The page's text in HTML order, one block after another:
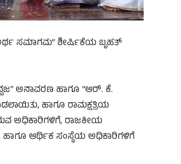
ಅರ್ಥ ಸಮಾಗಮ” ಶೀರ್ಷಿಕೆಯ ಬೃಹತ್
ಅನಾವರಣ ಹಾಗೂ “ಆರ್. ಕೆ.
ಹಾಗೂ ರಾಮಕ್ಷತ್ರಿಯ
ಅಧಿಕಾರಿಗಳಿಗೆ, ರಾಜಕೀಯ
ಆರ್ಥಿಕ ಸಂಸ್ಥೆಯ ಅಧಿಕಾರಿಗಳಿಗೆ